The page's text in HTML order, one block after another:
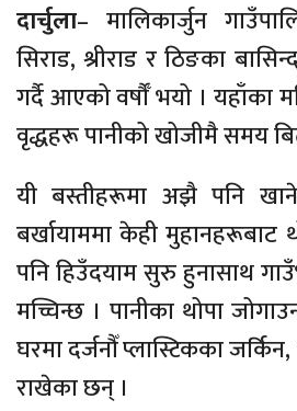
दार्चुला– मालिकार्जुन
सिराड, श्रीराड र ठिङका
गर्दै आएको वर्षौँ भयो । यहाँका
वृद्धहरू पानीको खोजीमै समय
यी बस्तीहरूमा अझै पनि
बर्खायाममा केही मुहानहरूबाट
पनि हिउँदयाम सुरु हुनासाथ
मच्चिन्छ । पानीका थोपा
घरमा दर्जनौँ प्लास्टिकका जर्किन,
राखेका छन् ।